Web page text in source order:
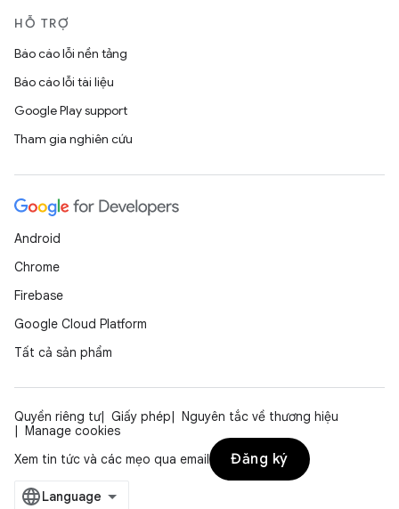
HỖ TRỢ
Báo cáo lỗi nền tảng
Báo cáo lỗi tài liệu
Google Play support
Tham gia nghiên cứu
Android
Chrome
Firebase
Google Cloud Platform
Tất cả sản phẩm
Quyền riêng tư Giấy phép
Nguyên tắc về thương hiệu
Manage cookies
Xem tin tức và các mẹo qua email
Đăng ký